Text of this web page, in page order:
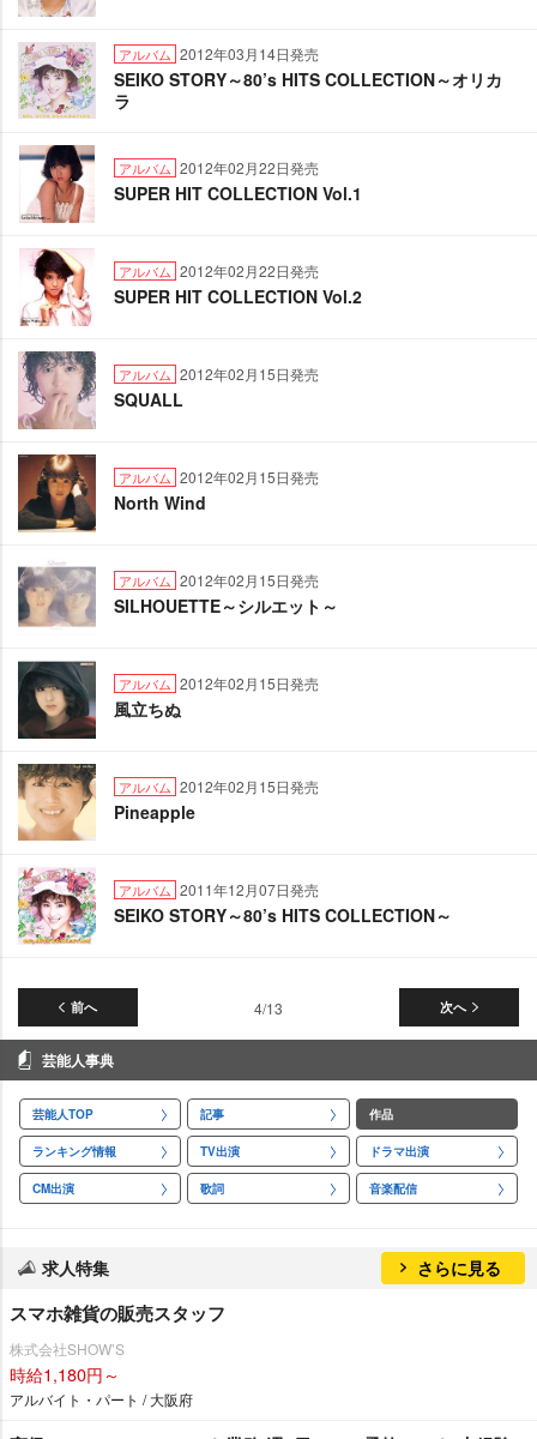
アルバム 2012年03月14日発売
SEIKO STORY～80’s HITS COLLECTION～オリカ
ラ
アルバム 2012年02月22日発売
SUPER HIT COLLECTION Vol.1
アルバム 2012年02月22日発売
SUPER HIT COLLECTION Vol.2
アルバム 2012年02月15日発売
SQUALL
アルバム 2012年02月15日発売
North Wind
アルバム 2012年02月15日発売
SILHOUETTE～シルエット～
アルバム 2012年02月15日発売
風立ちぬ
アルバム 2012年02月15日発売
Pineapple
アルバム 2011年12月07日発売
SEIKO STORY～80’s HITS COLLECTION～
前へ 次へ
4/13
芸能人事典
芸能人TOP 記事 作品
ランキング情報 TV出演 ドラマ出演
CM出演 歌詞 音楽配信
求人特集 さらに見る
スマホ雑貨の販売スタッフ
株式会社SHOW’S
時給1,180円～
アルバイト・パート / 大阪府